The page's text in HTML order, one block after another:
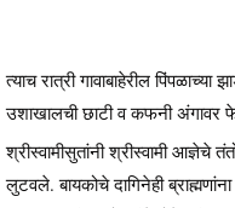
त्याच रात्री गावाबाहेरील
उशाखालची छाटी व कफनी अंगावर
श्रीस्वामीसुतांनी श्रीस्वामी
लुटवले. बायकोचे दागिनेही